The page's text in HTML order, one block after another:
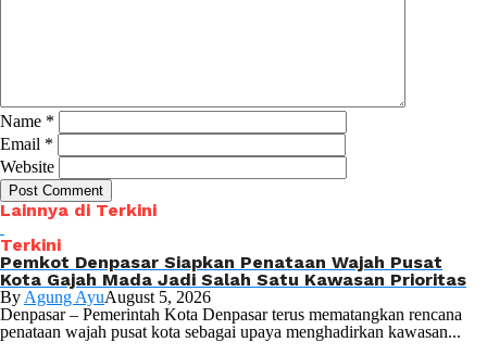
Name *
Email *
Website
Lainnya di Terkini
Terkini
Pemkot Denpasar Siapkan Penataan Wajah Pusat
Kota Gajah Mada Jadi Salah Satu Kawasan Prioritas
By Agung AyuAugust 5, 2026
Denpasar – Pemerintah Kota Denpasar terus mematangkan rencana
penataan wajah pusat kota sebagai upaya menghadirkan kawasan...